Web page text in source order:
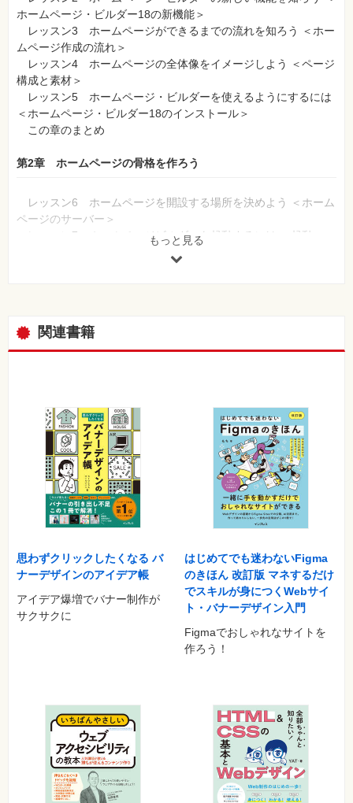
ホームページ・ビルダー18の新機能＞
レッスン3 ホームページができるまでの流れを知ろう ＜ホー
ムページ作成の流れ＞
レッスン4 ホームページの全体像をイメージしよう ＜ページ
構成と素材＞
レッスン5 ホームページ・ビルダーを使えるようにするには
＜ホームページ・ビルダー18のインストール＞
この章のまとめ
第2章 ホームページの骨格を作ろう
レッスン6 ホームページを開設する場所を決めよう ＜ホーム
ページのサーバー＞
レッスン7 ホームページビルダーを起動するには ＜起動＞
ムページ・ビルダーの終了＞
この章のまとめ
レッスン11 ホームページビルダーでの編集を知ろう ＜文字
レッスン12 WordPressサイトを開くには ＜WordPressサイ
ト一覧/設定＞
レッスン13 ページを開くには ＜WordPressビュー、ページ
を開く＞
レッスン14 ページの要素を確認するには ＜フォーカス枠＞
レッスン16 変更したサイトを保存するには ＜上書き保存＞
レッスン17 文字の色や太さを変更するには ＜文字の書式＞
レッスン18 箇条書きの項目の追加と削除をするには ＜リス
ト項目の編集＞
レッスン19 作成したページを閉じるには ＜ページを閉じる
レッスン20 ホームページ・ビルダーで画像の編集をしよう
＜画像の編集＞
レッスン21 テンプレートのタイトルを変更するには ＜タイ
トルの文字の編集＞
レッスン22 テンプレートの背景画像を変更するには ＜画像
もっと見る
関連書籍
思わずクリックしたくなる バ
ナーデザインのアイデア帳
アイデア爆増でバナー制作が
サクサクに
はじめてでも迷わないFigma
のきほん 改訂版 マネするだけ
でスキルが身につくWebサイ
ト・バナーデザイン入門
Figmaでおしゃれなサイトを
作ろう！